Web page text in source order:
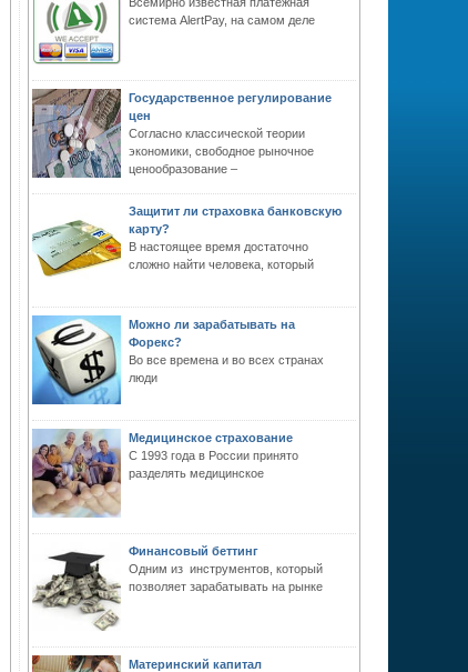
система AlertPay, на самом деле
Государственное регулирование
цен
Согласно классической теории
экономики, свободное рыночное
ценообразование –
Защитит ли страховка банковскую
карту?
В настоящее время достаточно
сложно найти человека, который
Можно ли зарабатывать на
Форекс?
Во все времена и во всех странах
люди
Медицинское страхование
С 1993 года в России принято
разделять медицинское
Финансовый беттинг
Одним из инструментов, который
позволяет зарабатывать на рынке
Материнский капитал